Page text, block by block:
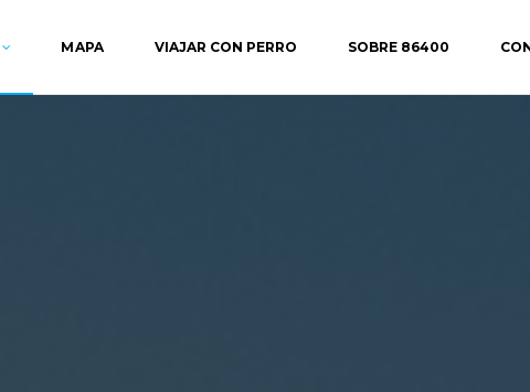
MAPA VIAJAR CON PERRO SOBRE 86400